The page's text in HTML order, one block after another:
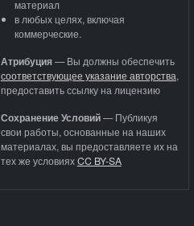
материал
в любых целях, включая
коммерческие.
Атрибуция—Вы должны обеспечить
соответствующее указание авторства,
предоставить ссылку на лицензию
Сохранение Условий— Публикуя
свои работы, основанные на наших
материалах, вы предоставляете их на
тех же условияхCC BY-SA